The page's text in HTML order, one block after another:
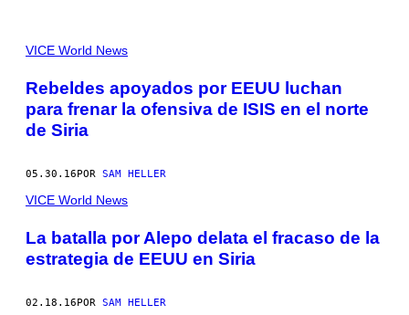
POSTS
BY
THIS
VICE World News
Rebeldes apoyados por EEUU luchan
para frenar la ofensiva de ISIS en el norte
de Siria
05.30.16POR SAM HELLER
VICE World News
La batalla por Alepo delata el fracaso de la
estrategia de EEUU en Siria
02.18.16POR SAM HELLER